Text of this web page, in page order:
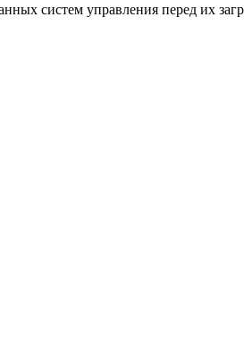
систем управления перед их